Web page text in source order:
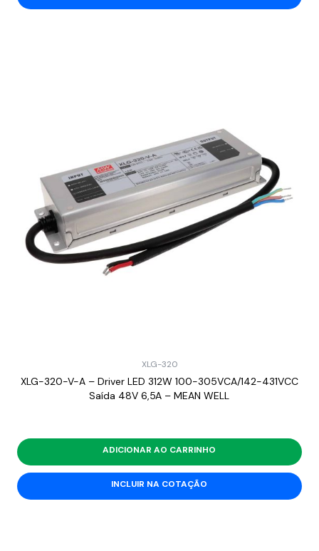
XLG-320
XLG-320-V-A – Driver LED 312W 100-305VCA/142-431VCC
Saída 48V 6,5A – MEAN WELL
ADICIONAR AO CARRINHO
INCLUIR NA COTAÇÃO